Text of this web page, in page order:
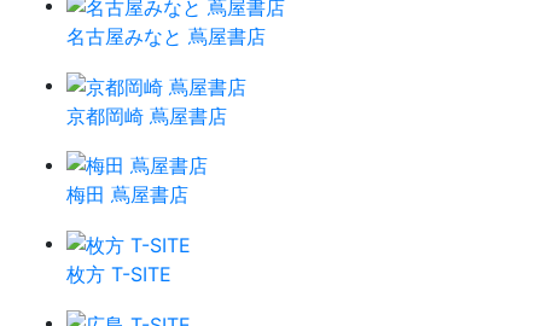
名古屋みなと 蔦屋書店
京都岡崎 蔦屋書店
梅田 蔦屋書店
枚方 T-SITE